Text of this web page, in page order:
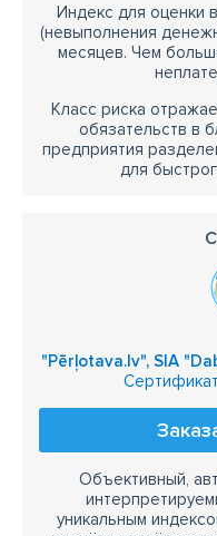
Индекс для оценки
(невыполнения
месяцев. Чем
Класс риска
обязательств в
предприятия
для
"Pērļotava.lv", SIA
Объективный,
уникальным